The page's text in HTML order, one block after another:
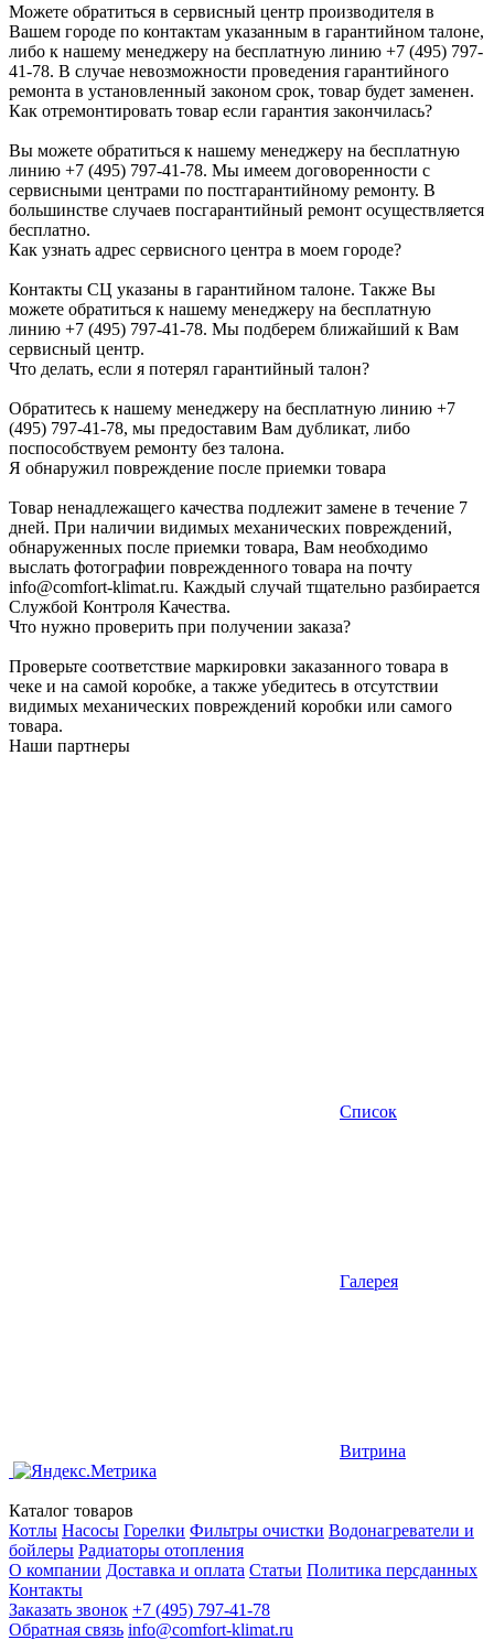
Можете обратиться в сервисный центр производителя в
Вашем городе по контактам указанным в гарантийном талоне,
либо к нашему менеджеру на бесплатную линию +7 (495) 797-
41-78. В случае невозможности проведения гарантийного
ремонта в установленный законом срок, товар будет заменен.
Как отремонтировать товар если гарантия закончилась?
Вы можете обратиться к нашему менеджеру на бесплатную
линию +7 (495) 797-41-78. Мы имеем договоренности с
сервисными центрами по постгарантийному ремонту. В
большинстве случаев посгарантийный ремонт осуществляется
бесплатно.
Как узнать адрес сервисного центра в моем городе?
Контакты СЦ указаны в гарантийном талоне. Также Вы
можете обратиться к нашему менеджеру на бесплатную
линию +7 (495) 797-41-78. Мы подберем ближайший к Вам
сервисный центр.
Что делать, если я потерял гарантийный талон?
Обратитесь к нашему менеджеру на бесплатную линию +7
(495) 797-41-78, мы предоставим Вам дубликат, либо
поспособствуем ремонту без талона.
Я обнаружил повреждение после приемки товара
Товар ненадлежащего качества подлежит замене в течение 7
дней. При наличии видимых механических повреждений,
обнаруженных после приемки товара, Вам необходимо
выслать фотографии поврежденного товара на почту
info@comfort-klimat.ru. Каждый случай тщательно разбирается
Службой Контроля Качества.
Что нужно проверить при получении заказа?
Проверьте соответствие маркировки заказанного товара в
чеке и на самой коробке, а также убедитесь в отсутствии
видимых механических повреждений коробки или самого
товара.
Наши партнеры
Список
Галерея
Витрина
Каталог товаров
Котлы Насосы Горелки Фильтры очистки Водонагреватели и
бойлеры Радиаторы отопления
О компании Доставка и оплата Статьи Политика персданных
Контакты
Заказать звонок +7 (495) 797-41-78
Обратная связь info@comfort-klimat.ru